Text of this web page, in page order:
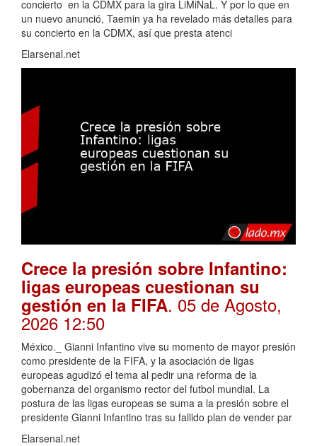
concierto en la CDMX para la gira LiMiNaL. Y por lo que en
un nuevo anunció, Taemin ya ha revelado más detalles para
su concierto en la CDMX, así que presta atenci
Elarsenal.net
Crece la presión sobre Infantino:
ligas europeas cuestionan su
gestión en la FIFA. 05 de Agosto,
2026 12:50
México._ Gianni Infantino vive su momento de mayor presión
como presidente de la FIFA, y la asociación de ligas
europeas agudizó el tema al pedir una reforma de la
gobernanza del organismo rector del futbol mundial. La
postura de las ligas europeas se suma a la presión sobre el
presidente Gianni Infantino tras su fallido plan de vender par
Elarsenal.net